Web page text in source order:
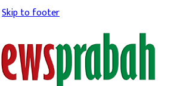
Skip to footer